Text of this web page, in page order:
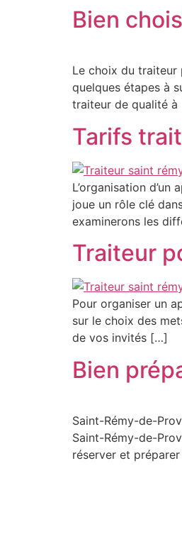
Bien
Le choix du traiteur
quelques étapes à
traiteur de qualité
Tarifs
L’organisation
joue un rôle clé
examinerons les
Traiteur
Pour organiser un
sur le choix des
de vos invités […]
Bien
Saint-Rémy-de-
Saint-Rémy-de-
réserver et